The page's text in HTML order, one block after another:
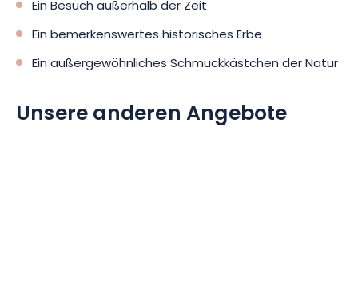
Ein Besuch außerhalb der Zeit
Ein bemerkenswertes historisches Erbe
Ein außergewöhnliches Schmuckkästchen der Natur
Unsere anderen Angebote